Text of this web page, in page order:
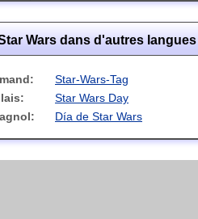
Wars dans d'autres langues
Star-Wars-Tag
Star Wars Day
Día de Star Wars